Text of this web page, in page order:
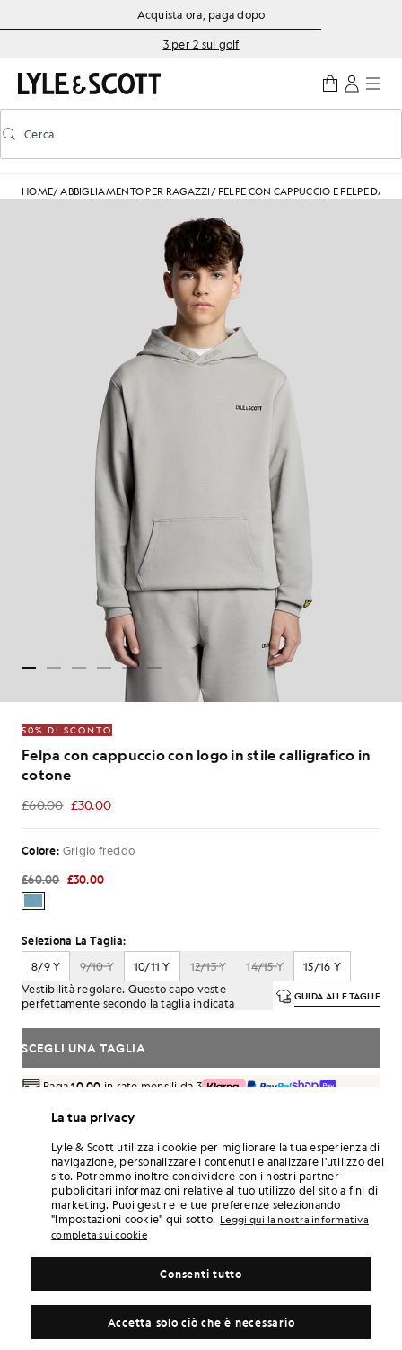
Vai al contenuto principale
Informazioni sull'accessibilitàAcquista ora, paga dopo
3 per 2 sul golf
Attiva/disattiva la ricerca predittiva
Cerca
HOME/ABBIGLIAMENTO PER RAGAZZI/ FELPE CON CAPPUCCIO E FELPE DA
50% DI SCONTO
Felpa con cappuccio con logo in stile calligrafico in
cotone
£60.00 £30.00
£30.00
Colore: Grigio freddo
£60.00 £30.00
Seleziona La Taglia:
8/9 Y
9/10 Y 10/11 Y 12/13 Y 14/15 Y
15/16 Y
Vestibilità regolare. Questo capo veste
perfettamente secondo la taglia indicata
GUIDA ALLE TAGLIE
SCEGLI UNA TAGLIA
Paga10.00 in rate mensili da 3
Consegna gratuita per ordini superiori a 70 £
Consegna a domicilio e punti di ritiro. Resi e cambi gratuiti.
Guadagna il doppio! Con questo acquisto ottieni
punti180.
6 points = 1,00 £
ISCRIVITI
DETTAGLI DEL PRODOTTO
ADATTABILITÀ DEL PRODOTTO
COMPOSIZIONE E CURA
Crea il tuo look
La tua privacy
Lyle & Scott utilizza i cookie per migliorare la tua esperienza di
navigazione, personalizzare i contenuti e analizzare l'utilizzo del
sito. Potremmo inoltre condividere con i nostri partner
pubblicitari informazioni relative al tuo utilizzo del sito a fini di
marketing. Puoi gestire le tue preferenze selezionando
"Impostazioni cookie" qui sotto. Leggi qui la nostra informativa
completa sui cookie
Accetta solo ciò che è necessario
Consenti tutto